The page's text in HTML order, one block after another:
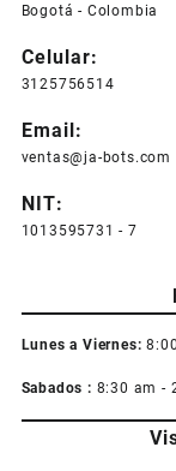
Bogotá - Colombia
Celular:
3125756514
Email:
ventas@ja-bots.com
NIT:
1013595731 - 7
Lunes a Viernes:
Sabados : 8:30 am -